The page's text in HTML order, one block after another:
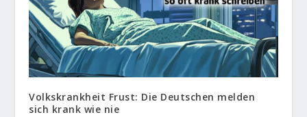
Volkskrankheit Frust: Die Deutschen melden
sich krank wie nie